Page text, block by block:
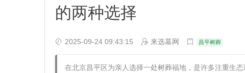
的两种选择
2025-09-24 09:43:15 来选墓网 昌平树葬
在北京昌平区为亲人选择一处树葬福地，是许多注重生